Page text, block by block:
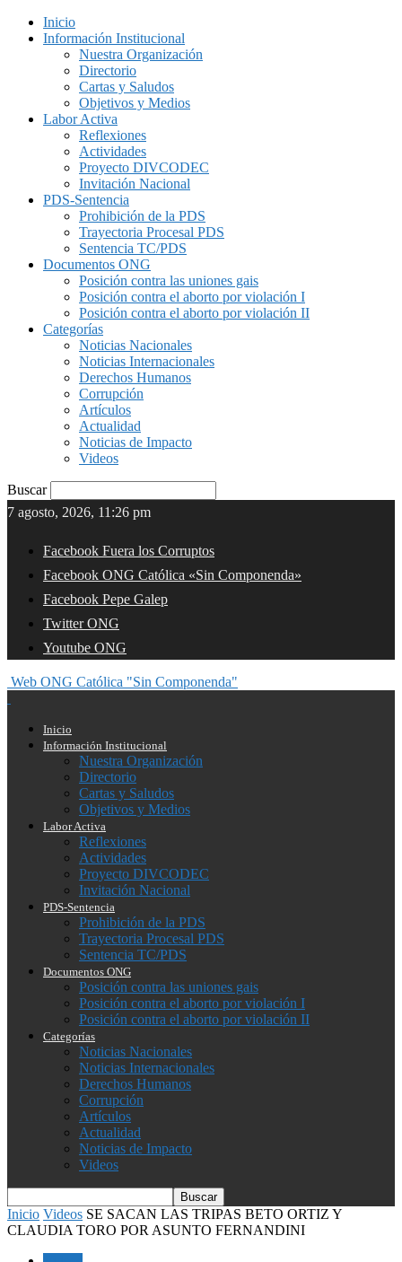
Inicio
Información Institucional
Nuestra Organización
Directorio
Cartas y Saludos
Objetivos y Medios
Labor Activa
Reflexiones
Actividades
Proyecto DIVCODEC
Invitación Nacional
PDS-Sentencia
Prohibición de la PDS
Trayectoria Procesal PDS
Sentencia TC/PDS
Documentos ONG
Posición contra las uniones gais
Posición contra el aborto por violación I
Posición contra el aborto por violación II
Categorías
Noticias Nacionales
Noticias Internacionales
Derechos Humanos
Corrupción
Artículos
Actualidad
Noticias de Impacto
Videos
Buscar
7 agosto, 2026, 11:26 pm
Facebook Fuera los Corruptos
Facebook ONG Católica «Sin Componenda»
Facebook Pepe Galep
Twitter ONG
Youtube ONG
Web ONG Católica "Sin Componenda"
Inicio
Información Institucional
Nuestra Organización
Directorio
Cartas y Saludos
Objetivos y Medios
Labor Activa
Reflexiones
Actividades
Proyecto DIVCODEC
Invitación Nacional
PDS-Sentencia
Prohibición de la PDS
Trayectoria Procesal PDS
Sentencia TC/PDS
Documentos ONG
Posición contra las uniones gais
Posición contra el aborto por violación I
Posición contra el aborto por violación II
Categorías
Noticias Nacionales
Noticias Internacionales
Derechos Humanos
Corrupción
Artículos
Actualidad
Noticias de Impacto
Videos
Inicio Videos SE SACAN LAS TRIPAS BETO ORTIZ Y
CLAUDIA TORO POR ASUNTO FERNANDINI